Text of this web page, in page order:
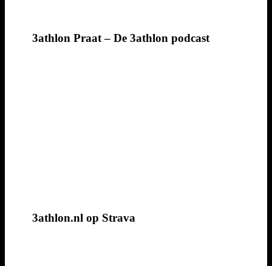
3athlon Praat – De 3athlon podcast
3athlon.nl op Strava